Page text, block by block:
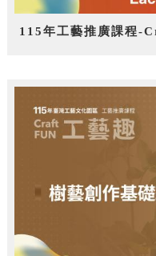
115年工藝推廣課程-